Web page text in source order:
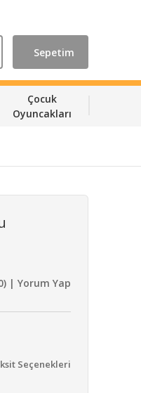
Sepetim
Çocuk
Oyuncakları
| Yorum Yap
Seçenekleri